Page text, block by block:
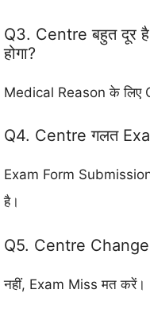
Q3. Centre बहुत दूर
होगा?
Medical Reason के लिए
Q4. Centre गलत
Exam Form
है।
Q5. Centre
नहीं, Exam Miss मत करें।